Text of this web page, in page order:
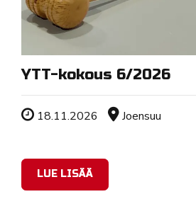
YTT-kokous 6/2026
Tapahtuman ajankohta
18.11.2026 Sijainti
Joensuu
LUE LISÄÄ